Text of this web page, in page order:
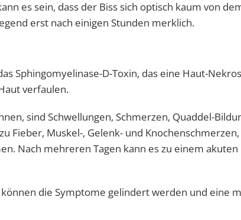
es sein, dass der Biss sich optisch kaum von
erst nach einigen Stunden merklich.
Sphingomyelinase-D-Toxin, das eine Haut-
verfaulen.
sind Schwellungen, Schmerzen, Quaddel-
Fieber, Muskel-, Gelenk- und
Nach mehreren Tagen kann es zu einem akuten
die Symptome gelindert werden und eine